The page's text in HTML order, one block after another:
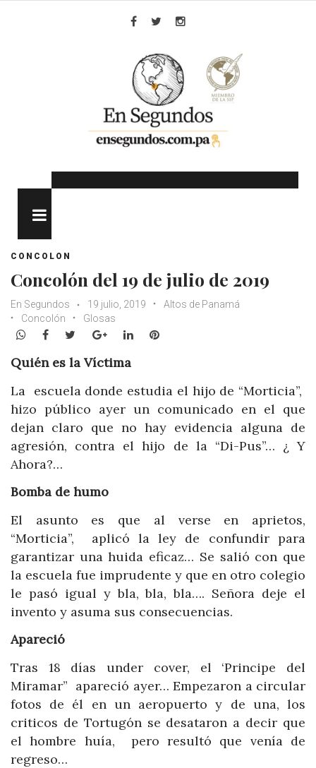
CONCOLON
Concolón del 19 de julio de 2019
En Segundos 19 julio, 2019
Altos de Panamá
Concolón
Glosas
WhatsApp
Facebook
TwitterGoogle+LinkedInPinterest
Quién es la Víctima
La escuela donde estudia el hijo de “Morticia”,
hizo público ayer un comunicado en el que
dejan claro que no hay evidencia alguna de
agresión, contra el hijo de la “Di-Pus”… ¿ Y
Ahora?…
Bomba de humo
El asunto es que al verse en aprietos,
“Morticia”, aplicó la ley de confundir para
garantizar una huida eficaz… Se salió con que
la escuela fue imprudente y que en otro colegio
le pasó igual y bla, bla, bla…. Señora deje el
invento y asuma sus consecuencias.
Apareció
Tras 18 días under cover, el ‘Principe del
Miramar” apareció ayer… Empezaron a circular
fotos de él en un aeropuerto y de una, los
criticos de Tortugón se desataron a decir que
el hombre huía, pero resultó que venía de
regreso…